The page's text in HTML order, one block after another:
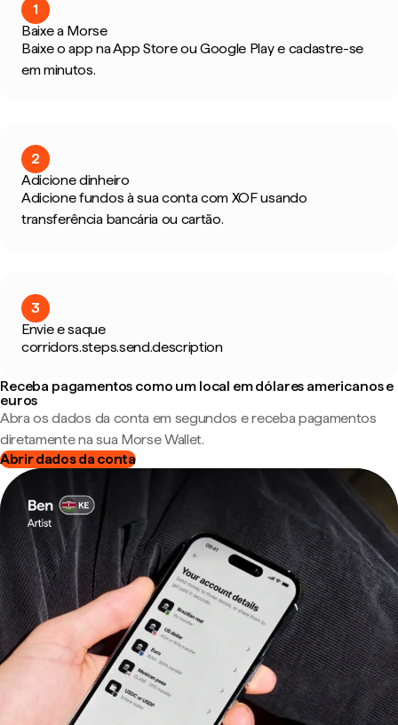
1
Baixe a Morse
Baixe o app na App Store ou Google Play e cadastre-se
em minutos.
2
Adicione dinheiro
Adicione fundos à sua conta com XOF usando
transferência bancária ou cartão.
3
Envie e saque
corridors.steps.send.description
Receba pagamentos como um local em dólares americanos e
euros
Abra os dados da conta em segundos e receba pagamentos
diretamente na sua Morse Wallet.
Abrir dados da conta